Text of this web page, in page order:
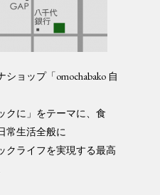
ショップ「omochabako 自
クに」をテーマに、食
常生活全般に
クライフを実現する最高